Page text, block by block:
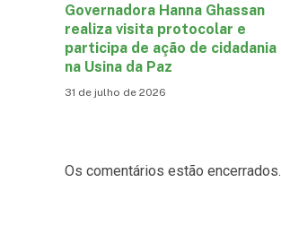
Governadora Hanna Ghassan
realiza visita protocolar e
participa de ação de cidadania
na Usina da Paz
31 de julho de 2026
Os comentários estão encerrados.